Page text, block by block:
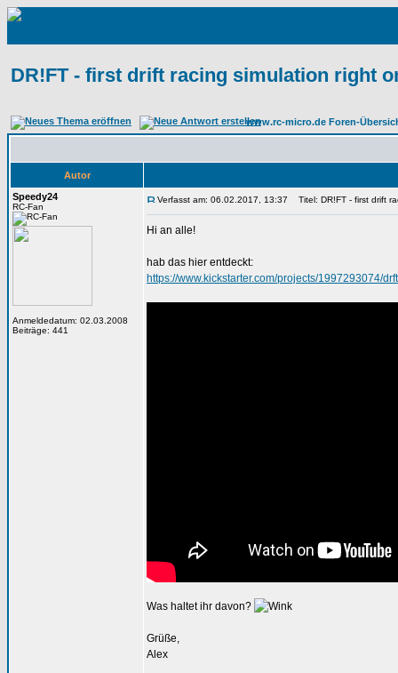
DR!FT - first drift racing simulation right
www.rc-micro.de Foren-
Autor
Speedy24
RC-Fan
Anmeldedatum: 02.03.2008
Beiträge: 441
Verfasst am: 06.02.2017, 13:37 Titel: DR!FT - first drift
Hi an alle!
hab das hier entdeckt:
https://www.kickstarter.com/projects/1997293074/
Was haltet ihr davon?
Grüße,
Alex